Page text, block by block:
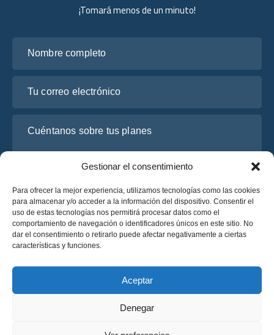
Gestionar el consentimiento
Para ofrecer la mejor experiencia, utilizamos tecnologías como las cookies
para almacenar y/o acceder a la información del dispositivo. Consentir el
uso de estas tecnologías nos permitirá procesar datos como el
comportamiento de navegación o identificadores únicos en este sitio. No
dar el consentimiento o retirarlo puede afectar negativamente a ciertas
características y funciones.
Aceptar
Denegar
¡Tomará menos de un minuto!
He leído y acepto la
Solicite un presupuesto
Solicite un presupuesto